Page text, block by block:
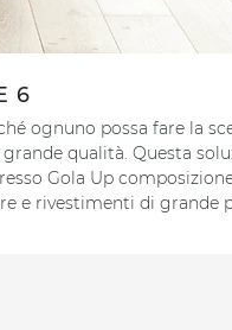
6
ognuno possa fare la
qualità. Questa
Gola Up
e rivestimenti di grande